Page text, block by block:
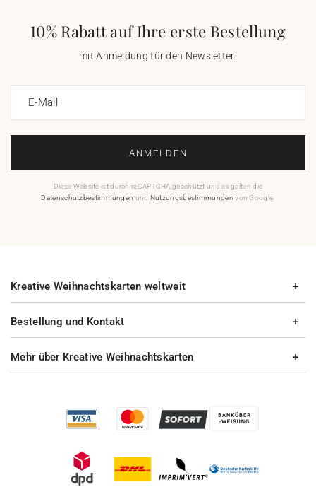
10% Rabatt auf Ihre erste Bestellung
mit Anmeldung für den Newsletter!
E-Mail
ANMELDEN
Diese Website ist durch reCAPTCHA geschützt und es gelten die
Datenschutzbestimmungen und Nutzungsbestimmungen von Google.
Bestellung und Kontakt
Mehr über Kreative Weihnachtskarten
Kreative Weihnachtskarten weltweit